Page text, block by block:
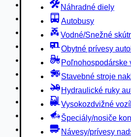
Náhradné diely
Autobusy
Vodné/Snežné
Obytné prívesy
Poľnohospodárske
Stavebné stroje
Hydraulické ruky
Vysokozdvižné
Špeciály/nosiče
Návesy/prívesy
Obytné prívesy
Poľnohospodárske vozidlá
Stavebné stroje
Hydraulické ruky
Vysokozdvižné vozíky
Špeciály/nosiče
Návesy/prívesy nadstavby
Privesné vozíky
Lode/člny, lietadlá/
Pneumatiky disky